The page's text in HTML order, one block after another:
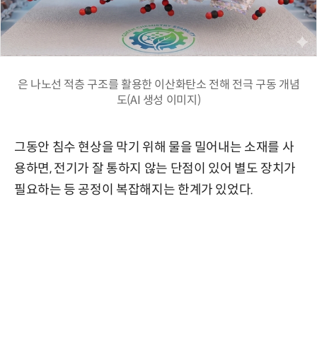
은 나노선 적층 구조를 활용한 이산화탄소 전해 전극 구동 개념
도(AI 생성 이미지)
그동안 침수 현상을 막기 위해 물을 밀어내는 소재를 사
용하면, 전기가 잘 통하지 않는 단점이 있어 별도 장치가
필요하는 등 공정이 복잡해지는 한계가 있었다.